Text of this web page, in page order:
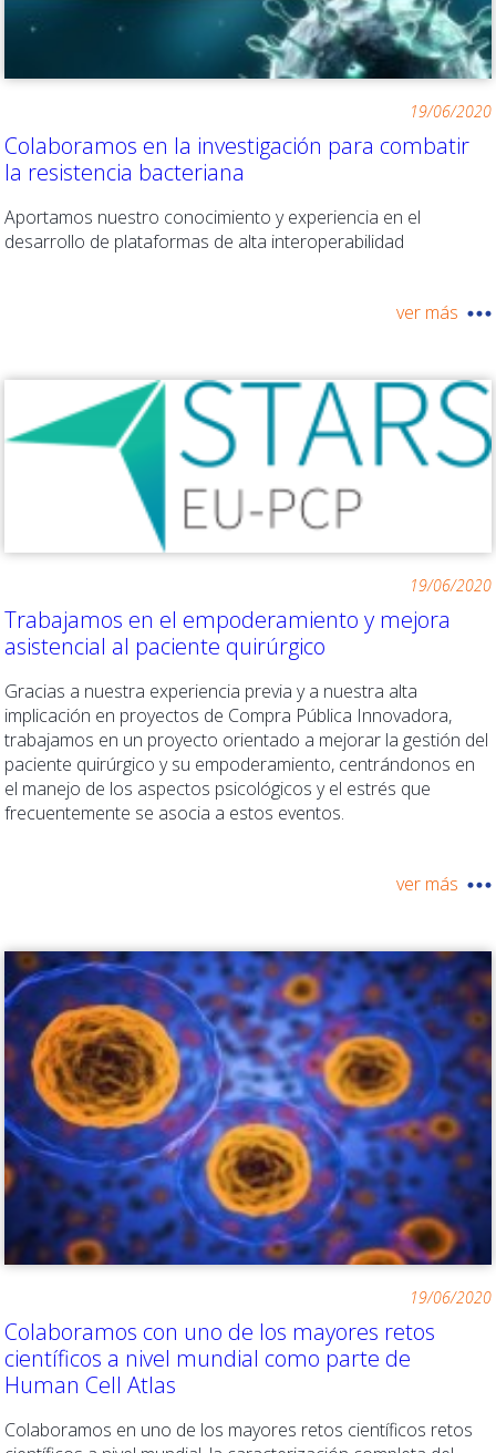
19/06/2020
Colaboramos en la investigación para combatir
la resistencia bacteriana
Aportamos nuestro conocimiento y experiencia en el
desarrollo de plataformas de alta interoperabilidad
ver más
19/06/2020
Trabajamos en el empoderamiento y mejora
asistencial al paciente quirúrgico
Gracias a nuestra experiencia previa y a nuestra alta
implicación en proyectos de Compra Pública Innovadora,
trabajamos en un proyecto orientado a mejorar la gestión del
paciente quirúrgico y su empoderamiento, centrándonos en
el manejo de los aspectos psicológicos y el estrés que
frecuentemente se asocia a estos eventos.
ver más
19/06/2020
Colaboramos con uno de los mayores retos
científicos a nivel mundial como parte de
Human Cell Atlas
Colaboramos en uno de los mayores retos científicos retos